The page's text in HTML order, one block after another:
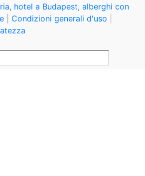
hotel a Budapest, alberghi con
Condizioni generali d'uso